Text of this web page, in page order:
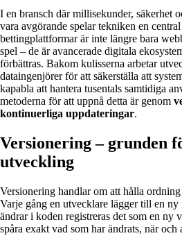
I en bransch där millisekunder, säkerhet
vara avgörande spelar tekniken en
bettingplattformar är inte längre bara
spel – de är avancerade digitala
förbättras. Bakom kulisserna arbetar
dataingenjörer för att säkerställa att
kapabla att hantera tusentals samtidiga
metoderna för att uppnå detta är genom
kontinuerliga uppdateringar.
Versionering – grunden
utveckling
Versionering handlar om att hålla
Varje gång en utvecklare lägger till en
ändrar i koden registreras det som en ny
spåra exakt vad som har ändrats, när och